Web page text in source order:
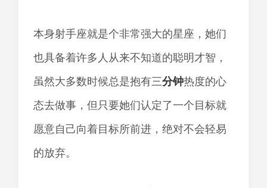
本身射手座就是个非常强大的星座，她们
也具备着许多人从来不知道的聪明才智，
虽然大多数时候总是抱有三分钟热度的心
态去做事，但只要她们认定了一个目标就
愿意自己向着目标所前进，绝对不会轻易
的放弃。